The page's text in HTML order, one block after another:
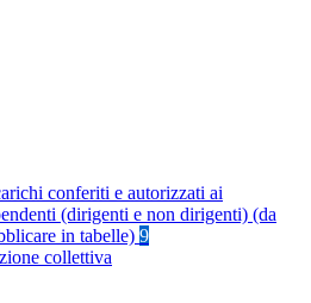
conferiti e autorizzati ai
(dirigenti e non dirigenti) (da
in tabelle) 9
collettiva